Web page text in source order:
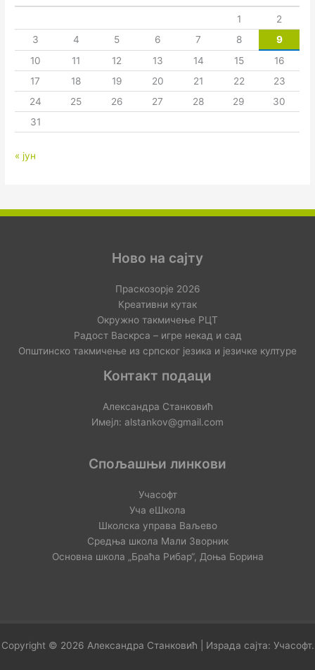
1
2
3
4 5 6 7 8
9
10
11 12 13 14 15
16
17
18 19 20 21 22
23
24
25 26 27 28 29
30
31
« јун
Ново на сајту
Праскозорје 2026
Креативни кутак
Окружно такмичење РЦТ
Радост Васкрса – игре некад и сад
Општинско такмичење из српског језика и језичке културе
Контакт подаци
Александра Станковић
Имејл: alstankov@gmail.com
Спољашњи линкови
Учасофт
Уча еШкола
Школска управа Ваљево
Средња школа Мали Зворник
Основна школа „Браћа Рибар“, Доња Борина
Copyright © 2026 Александра Станковић | Израда сајта: Учасофт.